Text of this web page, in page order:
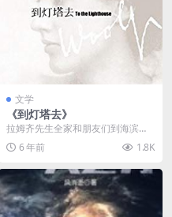
文学
《到灯塔去》
拉姆齐先生全家和朋友们到海滨别
墅去度暑假。拉姆齐夫人答应六岁
的小儿子詹姆斯，如果...
6 年前 1.8K